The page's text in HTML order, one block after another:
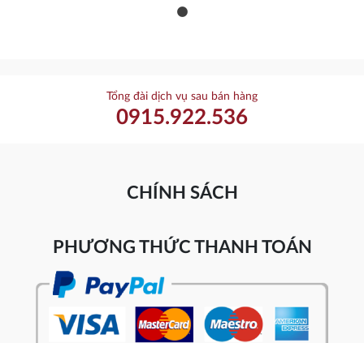
Tổng đài dịch vụ sau bán hàng
0915.922.536
CHÍNH SÁCH
PHƯƠNG THỨC THANH TOÁN